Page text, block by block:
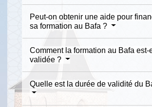
Peut-on obtenir une aide pour
sa formation au Bafa ?
Comment la formation au Bafa est-
validée ?
Quelle est la durée de validité du